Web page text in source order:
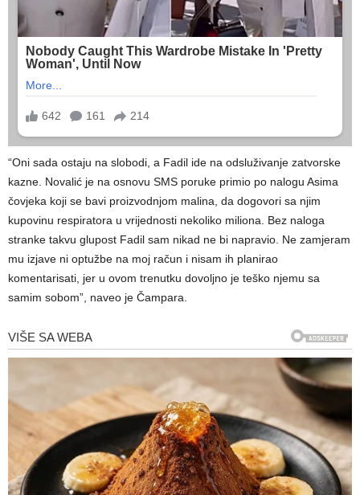
“Oni sada ostaju na slobodi, a Fadil ide na odsluživanje zatvorske
kazne. Novalić je na osnovu SMS poruke primio po nalogu Asima
čovjeka koji se bavi proizvodnjom malina, da dogovori sa njim
kupovinu respiratora u vrijednosti nekoliko miliona. Bez naloga
stranke takvu glupost Fadil sam nikad ne bi napravio. Ne zamjeram
mu izjave ni optužbe na moj račun i nisam ih planirao
komentarisati, jer u ovom trenutku dovoljno je teško njemu sa
samim sobom”, naveo je Čampara.